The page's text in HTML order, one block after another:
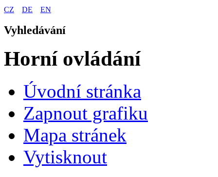
CZ
DE EN
Vyhledávání
Horní ovládání
Úvodní stránka
Zapnout grafiku
Mapa stránek
Vytisknout